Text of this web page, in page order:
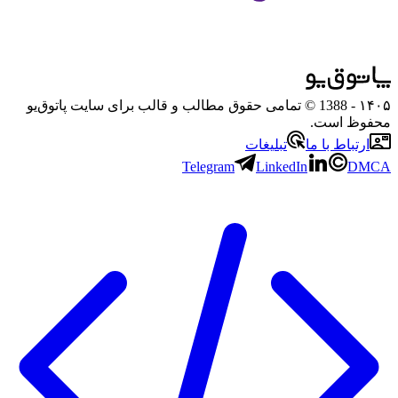
۱۴۰۵
- 1388 © تمامی حقوق مطالب و قالب برای سایت پاتوق‌یو
محفوظ است.
ارتباط با ما
تبلیغات
Telegram
LinkedIn DMCA